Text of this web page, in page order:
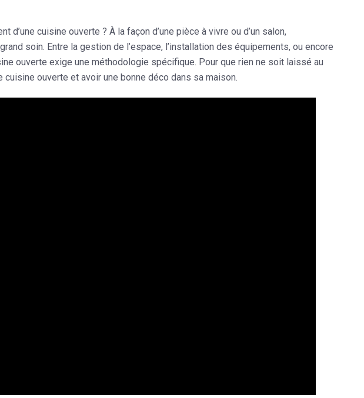
d’une cuisine ouverte ? À la façon d’une pièce à vivre ou d’un salon,
soin. Entre la gestion de l’espace, l’installation des équipements, ou encore
ouverte exige une méthodologie spécifique. Pour que rien ne soit laissé au
ouverte et avoir une bonne déco dans sa maison.